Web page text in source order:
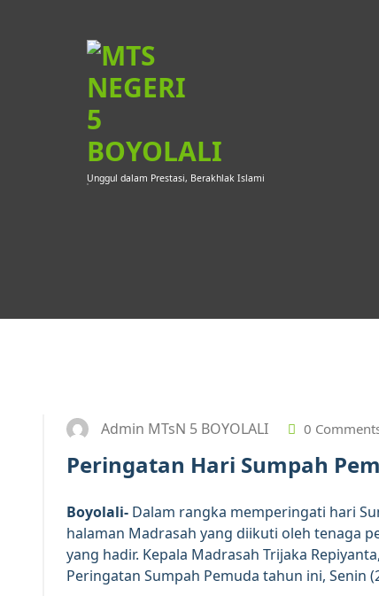
Unggul dalam Prestasi, Berakhlak Islami
Admin MTsN 5 BOYOLALI 0
Peringatan Hari Sumpah
Boyolali- Dalam rangka memperingati hari
halaman Madrasah yang diikuti oleh tenaga
yang hadir. Kepala Madrasah Trijaka
Peringatan Sumpah Pemuda tahun ini, Senin